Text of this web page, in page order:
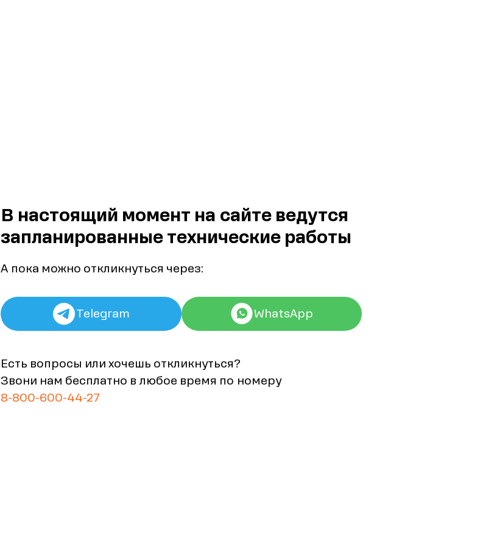
В настоящий момент на сайте ведутся
запланированные технические работы
А пока можно откликнуться через:
Telegram WhatsApp
Есть вопросы или хочешь откликнуться?
Звони нам бесплатно в любое время по номеру
8-800-600-44-27